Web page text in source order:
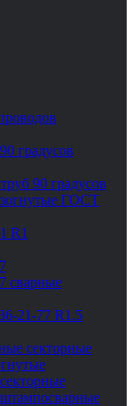
градусов
90 градусов
ГОСТ
R1
сварные
21-77 R1.5
секторные